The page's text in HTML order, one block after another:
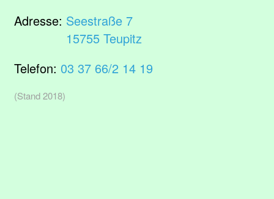
Adresse: Seestraße 7
15755 Teupitz
Telefon: 03 37 66/2 14 19
(Stand 2018)